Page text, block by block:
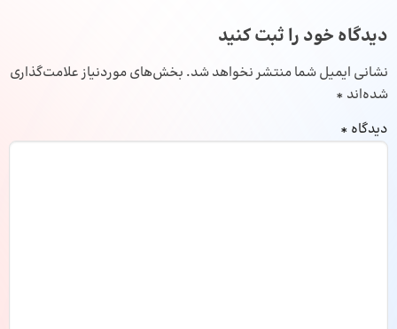
دیدگاه خود را ثبت کنید
نشانی ایمیل شما منتشر نخواهد شد. بخش‌های موردنیاز علامت‌گذاری
شده‌اند *
دیدگاه *